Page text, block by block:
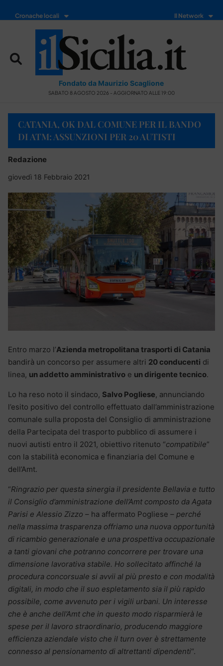
Cronache locali Il Network
Fondato da Maurizio Scaglione
SABATO 8 AGOSTO 2026 - AGGIORNATO ALLE 19:00
CATANIA, OK DAL COMUNE PER IL BANDO
DI ATM: ASSUNZIONI PER 20 AUTISTI
Redazione
giovedì 18 Febbraio 2021
Entro marzo l’Azienda metropolitana trasporti di Catania
bandirà un concorso per assumere altri 20 conducenti di
linea, un addetto amministrativo e un dirigente tecnico.
Lo ha reso noto il sindaco, Salvo Pogliese, annunciando
l’esito positivo del controllo effettuato dall’amministrazione
comunale sulla proposta del Consiglio di amministrazione
della Partecipata del trasporto pubblico di assumere i
nuovi autisti entro il 2021, obiettivo ritenuto “compatibile”
con la stabilità economica e finanziaria del Comune e
dell’Amt.
“Ringrazio per questa sinergia il presidente Bellavia e tutto
il Consiglio d’amministrazione dell’Amt composto da Agata
Parisi e Alessio Zizzo – ha affermato Pogliese – perché
nella massima trasparenza offriamo una nuova opportunità
di ricambio generazionale e una prospettiva occupazionale
a tanti giovani che potranno concorrere per trovare una
dimensione lavorativa stabile. Ho sollecitato affinché la
procedura concorsuale si avvii al più presto e con modalità
digitali, in modo che il suo espletamento sia il più rapido
possibile, come avvenuto per i vigili urbani. Un interesse
che è anche dell’Amt che in questo modo risparmierà le
spese per il lavoro straordinario, producendo maggiore
efficienza aziendale visto che il turn over è strettamente
connesso al pensionamento di altrettanti dipendenti“.